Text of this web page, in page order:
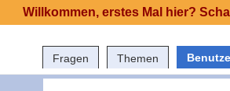
Fragen Themen
Willkommen, erstes Mal hier?